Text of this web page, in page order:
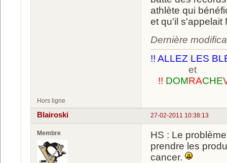
athlète qui
et qu'il s'appelait
Dernière
!! ALLEZ LES
et
!! DOMRACHE
Hors ligne
27-02-2011 10:38:13
Blairoski
Membre
HS : Le
prendre les
cancer.